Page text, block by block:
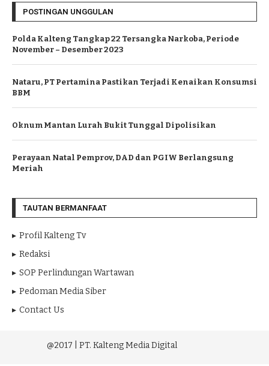
POSTINGAN UNGGULAN
Polda Kalteng Tangkap 22 Tersangka Narkoba, Periode
November – Desember 2023
Nataru, PT Pertamina Pastikan Terjadi Kenaikan Konsumsi
BBM
Oknum Mantan Lurah Bukit Tunggal Dipolisikan
Perayaan Natal Pemprov, DAD dan PGIW Berlangsung
Meriah
TAUTAN BERMANFAAT
Profil Kalteng Tv
Redaksi
SOP Perlindungan Wartawan
Pedoman Media Siber
Contact Us
@2017 | PT. Kalteng Media Digital